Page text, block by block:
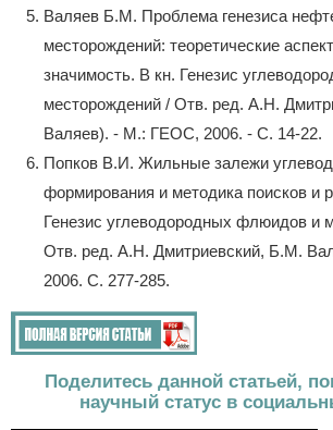
Валяев Б.М. Проблема генезиса
месторождений: теоретические
значимость. В кн. Генезис
месторождений / Отв. ред. А.Н.
Валяев). - М.: ГЕОС, 2006. - С. 14-22.
Попков В.И. Жильные залежи
формирования и методика поисков и
Генезис углеводородных флюидов и
Отв. ред. А.Н. Дмитриевский, Б.М.
2006. С. 277-285.
Поделитесь данной статьей,
научный статус в